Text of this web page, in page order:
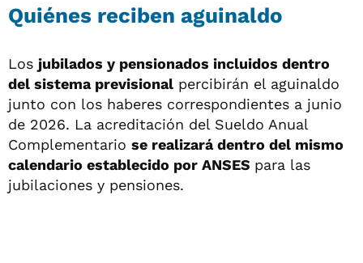
Quiénes reciben aguinaldo
Los jubilados y pensionados incluidos dentro
del sistema previsional percibirán el aguinaldo
junto con los haberes correspondientes a junio
de 2026. La acreditación del Sueldo Anual
Complementario se realizará dentro del mismo
calendario establecido por ANSES para las
jubilaciones y pensiones.